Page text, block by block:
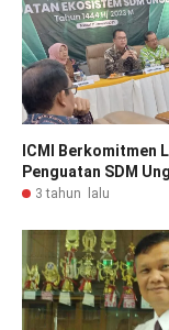
ICMI Berkomitmen
Penguatan SDM
3 tahun lalu